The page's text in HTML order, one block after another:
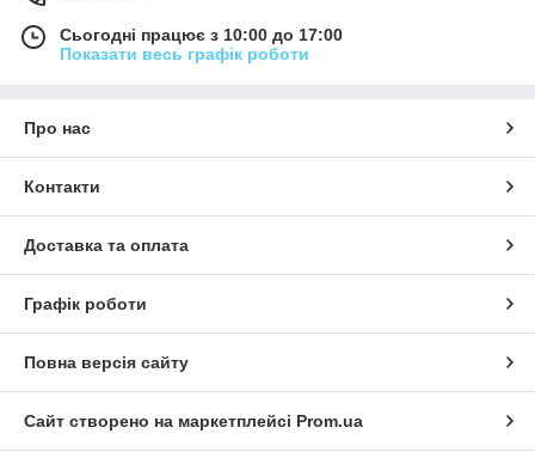
Сьогодні працює з 10:00 до 17:00
Показати весь графік роботи
Про нас
Контакти
Доставка та оплата
Графік роботи
Повна версія сайту
Сайт створено на маркетплейсі Prom.ua